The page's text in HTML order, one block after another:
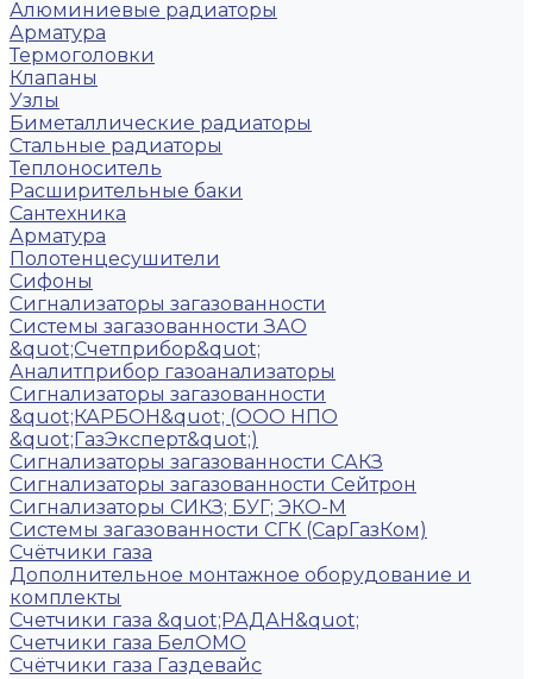
Алюминиевые радиаторы
Арматура
Термоголовки
Клапаны
Узлы
Биметаллические радиаторы
Стальные радиаторы
Теплоноситель
Расширительные баки
Сантехника
Арматура
Полотенцесушители
Сифоны
Сигнализаторы загазованности
Системы загазованности ЗАО
&quot;Счетприбор&quot;
Аналитприбор газоанализаторы
Сигнализаторы загазованности
&quot;КАРБОН&quot; (ООО НПО
&quot;ГазЭксперт&quot;)
Сигнализаторы загазованности САКЗ
Сигнализаторы загазованности Сейтрон
Сигнализаторы СИКЗ; БУГ; ЭКО-М
Системы загазованности СГК (СарГазКом)
Счётчики газа
Дополнительное монтажное оборудование и
комплекты
Счетчики газа &quot;РАДАН&quot;
Счетчики газа БелОМО
Счётчики газа Газдевайс